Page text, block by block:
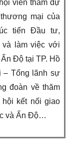
viên tham dự
mại của
tiến Đầu tư,
làm việc với
Độ tại TP. Hồ
– Tổng lãnh sự
đoàn về thăm
kết nối giao
và Ấn Độ…